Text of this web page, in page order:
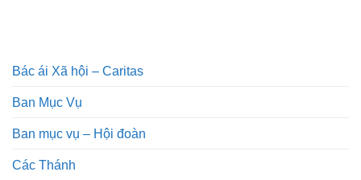
Bác ái Xã hội – Caritas
Ban Mục Vụ
Ban mục vụ – Hội đoàn
Các Thánh